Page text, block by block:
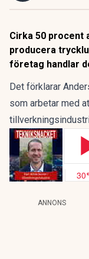
Cirka 50 procent
producera
företag handlar
Det förklarar
som arbetar med
ANNONS